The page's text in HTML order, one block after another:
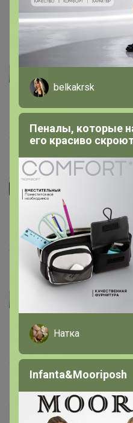
7 апреля, 2023 23:48
Курочкина
, Да будут, но
Уточню сейчас у
29 ноября, 2022 12:30
Курочкина
Подскажите, есть
50, 52 ?
29 ноября, 2022 12:05
Лизонька Лизок
,
находится у поставщика в
21 ноября, 2022 09:58
Лизонька Лизок
belkakrsk
Пеналы, которые
его красиво
Натка
Infanta&Mooriposh